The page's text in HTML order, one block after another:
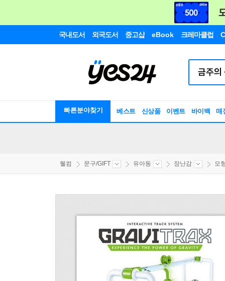
국내도서 외국도서 중고샵 eBook 크레마클럽
빠른분야찾기 베스트 신상품 이벤트 바이백 매
웰컴 문구/GIFT 유아동 장난감 모